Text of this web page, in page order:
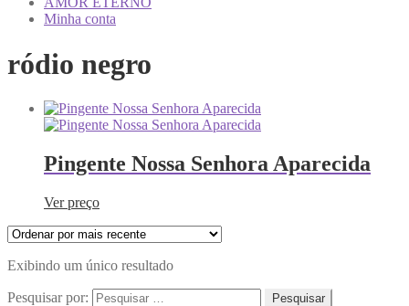
Minha conta
ródio negro
Pingente Nossa Senhora Aparecida
Ver preço
Exibindo um único resultado
Pesquisar por: